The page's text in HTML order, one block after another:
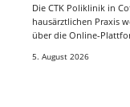
Die CTK Poliklinik in
hausärztlichen Praxis
über die Online-
5. August 2026